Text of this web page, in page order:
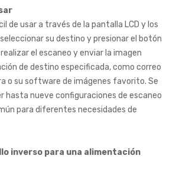
de usar a través de la pantalla LCD y los
su destino y presionar el botón
el escaneo y enviar la imagen
de destino especificada, como correo
o su software de imágenes favorito. Se
hasta nueve configuraciones de escaneo
para diferentes necesidades de
inverso para una alimentación